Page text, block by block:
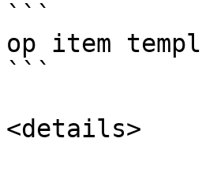
```
op item
```
<details>